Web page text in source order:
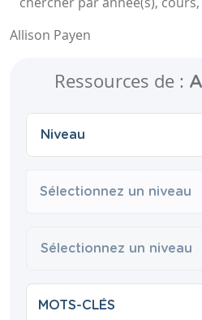
Allison Payen
Ressources de :
Sélectionnez un niveau